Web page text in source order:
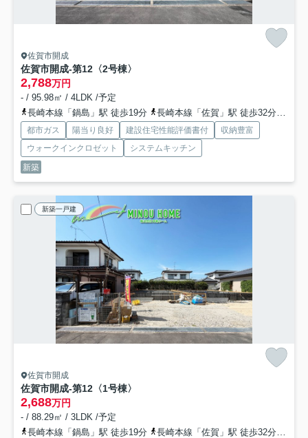
佐賀市開成
佐賀市開成-第12 〈2号棟〉
2,788万円
- / 95.98㎡ / 4LDK /予定
長崎本線「鍋島」駅 徒歩19分
長崎本線「佐賀」駅 徒歩32分
都市ガス 陽当り良好 建設住宅性能評価書付
収納豊富
ウォークインクロゼット
システムキッチン
新築
新築一戸建
佐賀市開成
佐賀市開成-第12 〈1号棟〉
2,688万円
- / 88.29㎡ / 3LDK /予定
長崎本線「鍋島」駅 徒歩19分
長崎本線「佐賀」駅 徒歩32分